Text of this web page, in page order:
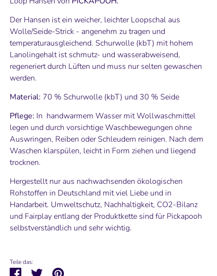
Der Hansen ist ein weicher, leichter Loopschal aus
Wolle/Seide-Strick - angenehm zu tragen und
temperaturausgleichend. Schurwolle (kbT) mit hohem
Lanolingehalt ist schmutz- und wasserabweisend,
regeneriert durch Lüften und muss nur selten gewaschen
werden.
Material: 70 % Schurwolle (kbT) und 30 % Seide
Pflege: In handwarmem Wasser mit Wollwaschmittel
legen und durch vorsichtige Waschbewegungen ohne
Auswringen, Reiben oder Schleudern reinigen. Nach dem
Waschen klarspülen, leicht in Form ziehen und liegend
trocknen.
Hergestellt nur aus nachwachsenden ökologischen
Rohstoffen in Deutschland mit viel Liebe und in
Handarbeit. Umweltschutz, Nachhaltigkeit, CO2-Bilanz
und Fairplay entlang der Produktkette sind für Pickapooh
selbstverständlich und sehr wichtig.
Teile das:
TeilenTwitternPinnen